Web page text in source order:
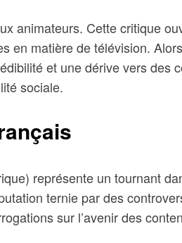
animateurs. Cette critique
en matière de télévision.
et une dérive vers des
sociale.
représente un tournant
ternie par des
sur l’avenir des